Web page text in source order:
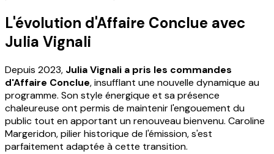
L'évolution d'Affaire Conclue avec
Julia Vignali
Depuis 2023, Julia Vignali a pris les commandes
d'Affaire Conclue, insufflant une nouvelle dynamique au
programme. Son style énergique et sa présence
chaleureuse ont permis de maintenir l'engouement du
public tout en apportant un renouveau bienvenu. Caroline
Margeridon, pilier historique de l'émission, s'est
parfaitement adaptée à cette transition.